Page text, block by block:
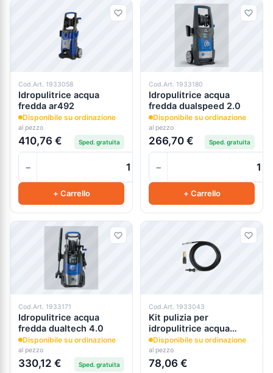
Cod.Art. 1933058
Idropulitrice acqua
fredda ar492
Disponibile su ordinazione
al pezzo
410,76 € Sped. gratuita
−
+ Carrello
Cod.Art. 1933180
Idropulitrice acqua
fredda dualspeed 2.0
Disponibile su ordinazione
al pezzo
266,70 € Sped. gratuita
−
+ Carrello
Cod.Art. 1933171
Idropulitrice acqua
fredda dualtech 4.0
Disponibile su ordinazione
al pezzo
330,12 € Sped. gratuita
Cod.Art. 1933043
Kit pulizia per
idropulitrice acqua
fredda ar492
Disponibile su ordinazione
al pezzo
78,06 €